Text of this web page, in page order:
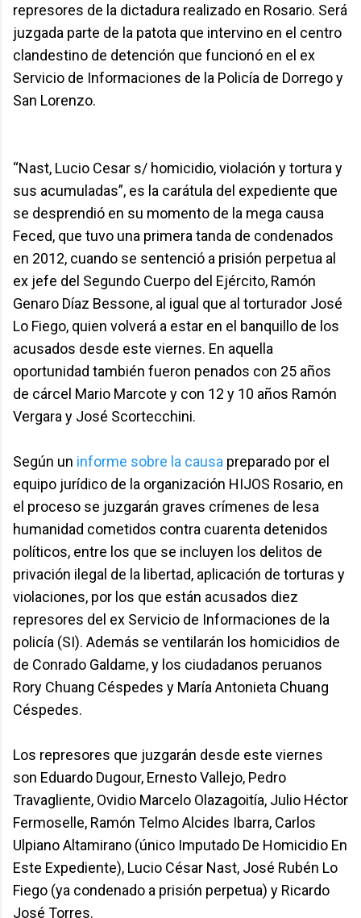
represores de la dictadura realizado en Rosario. Será
juzgada parte de la patota que intervino en el centro
clandestino de detención que funcionó en el ex
Servicio de Informaciones de la Policía de Dorrego y
San Lorenzo.
“Nast, Lucio Cesar s/ homicidio, violación y tortura y
sus acumuladas”, es la carátula del expediente que
se desprendió en su momento de la mega causa
Feced, que tuvo una primera tanda de condenados
en 2012, cuando se sentenció a prisión perpetua al
ex jefe del Segundo Cuerpo del Ejército, Ramón
Genaro Díaz Bessone, al igual que al torturador José
Lo Fiego, quien volverá a estar en el banquillo de los
acusados desde este viernes. En aquella
oportunidad también fueron penados con 25 años
de cárcel Mario Marcote y con 12 y 10 años Ramón
Vergara y José Scortecchini.
Según un informe sobre la causa preparado por el
equipo jurídico de la organización HIJOS Rosario, en
el proceso se juzgarán graves crímenes de lesa
humanidad cometidos contra cuarenta detenidos
políticos, entre los que se incluyen los delitos de
privación ilegal de la libertad, aplicación de torturas y
violaciones, por los que están acusados diez
represores del ex Servicio de Informaciones de la
policía (SI). Además se ventilarán los homicidios de
de Conrado Galdame, y los ciudadanos peruanos
Rory Chuang Céspedes y María Antonieta Chuang
Céspedes.
Los represores que juzgarán desde este viernes
son Eduardo Dugour, Ernesto Vallejo, Pedro
Travagliente, Ovidio Marcelo Olazagoitía, Julio Héctor
Fermoselle, Ramón Telmo Alcides Ibarra, Carlos
Ulpiano Altamirano (único Imputado De Homicidio En
Este Expediente), Lucio César Nast, José Rubén Lo
Fiego (ya condenado a prisión perpetua) y Ricardo
José Torres.